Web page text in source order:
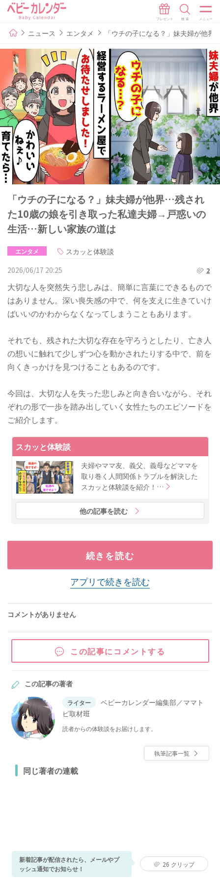
ニュース エンタメ 「ウチの子になる？」妹夫婦が他
「ウチの子になる？」妹夫婦が他界…残され
た10歳の娘を引き取った私達夫婦→戸惑いの
生活…新しい家族の道は
エンタメ
スカッと体験談
2026/06/17 20:25
2
大切な人を突然失う悲しみは、簡単に言葉にできるもので
はありません。深い喪失感の中で、何を支えに生きていけ
ばいいのかわからなくなってしまうこともあります。
それでも、残された大切な存在を守ろうとしたり、亡き人
の想いに触れて少しずつ心を動かされたりする中で、前を
向くきっかけを見つけることもあるのです。
今回は、大切な人を失った悲しみと向き合いながら、それ
ぞれの形で一歩を踏み出していく女性たちのエピソードを
ご紹介します。
スカッと体験談
夫婦やママ友、義父、義母などママを
取り巻く人間関係トラブルを解決した
スカッと体験談を紹介！…
他の記事を読む
続きを読む
アプリで続きを読む
コメントがありません
この記事にコメントする
この記事の著者
ライター
ベビーカレンダー編集部／ママト
ピ取材班
読者からの体験談をお届けします。
執筆記事一覧
同じ著者の連載
新着記事が配信されたら、メールやプ
ッシュ通知でお知らせ！
26 クリップ